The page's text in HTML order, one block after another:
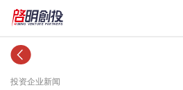
投资企业新闻